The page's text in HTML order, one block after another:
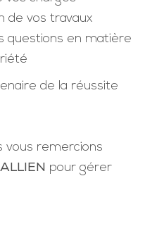
de vos travaux
questions en matière
de la réussite
vous remercions
pour gérer